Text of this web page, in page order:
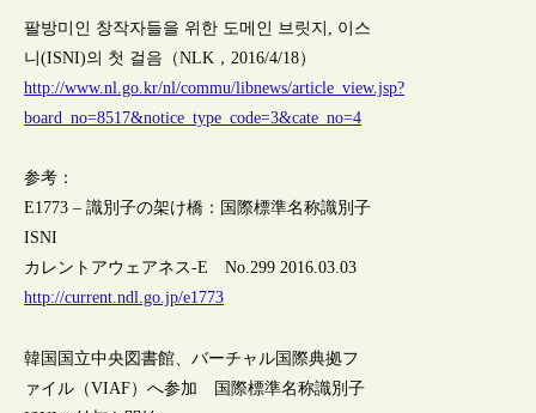
팔방미인 창작자들을 위한 도메인 브릿지, 이스
니(ISNI)의 첫 걸음（NLK，2016/4/18）
http://www.nl.go.kr/nl/commu/libnews/article_view.jsp?
board_no=8517&notice_type_code=3&cate_no=4
参考：
E1773 – 識別子の架け橋：国際標準名称識別子
ISNI
カレントアウェアネス-E No.299 2016.03.03
http://current.ndl.go.jp/e1773
韓国国立中央図書館、バーチャル国際典拠フ
ァイル（VIAF）へ参加 国際標準名称識別子